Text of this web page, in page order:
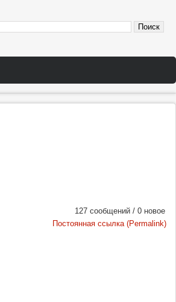
127 сообщений / 0 новое
Постоянная ссылка (Permalink)